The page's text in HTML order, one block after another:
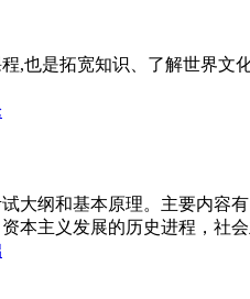
,也是拓宽知识、了解世界文
大纲和基本原理。主要内容
本主义发展的历史进程，社